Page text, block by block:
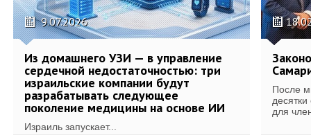
9.07.2026
Из домашнего УЗИ — в управление
сердечной недостаточностью: три
израильские компании будут
разрабатывать следующее
поколение медицины на основе ИИ
Израиль запускает...
После
для